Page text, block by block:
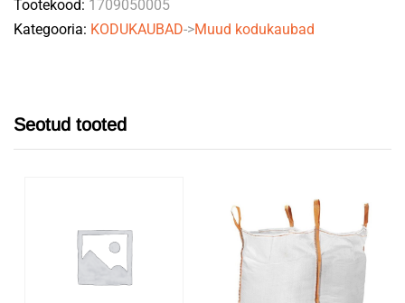
Tootekood: 1709050005
Kategooria: KODUKAUBAD->Muud kodukaubad
Seotud tooted